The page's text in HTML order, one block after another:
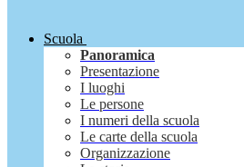
Scuola
Panoramica
Presentazione
I luoghi
Le persone
I numeri della scuola
Le carte della scuola
Organizzazione